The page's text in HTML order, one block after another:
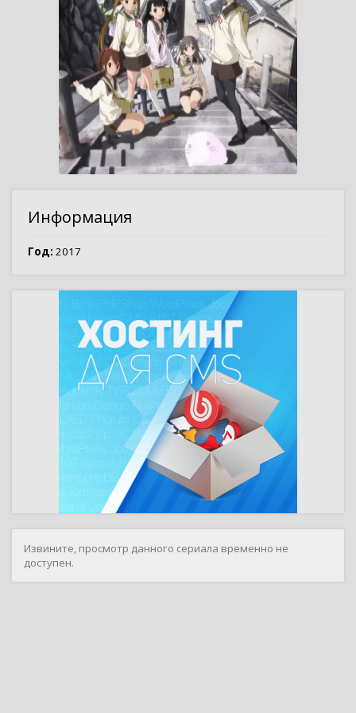
Информация
Год: 2017
Извините, просмотр данного сериала временно не
доступен.